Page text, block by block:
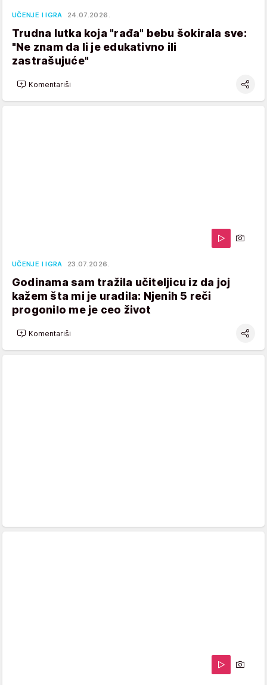
UČENJE I IGRA 24.07.2026.
Trudna lutka koja "rađa" bebu šokirala sve:
"Ne znam da li je edukativno ili
zastrašujuće"
Komentariši
UČENJE I IGRA 23.07.2026.
Godinama sam tražila učiteljicu iz da joj
kažem šta mi je uradila: Njenih 5 reči
progonilo me je ceo život
Komentariši